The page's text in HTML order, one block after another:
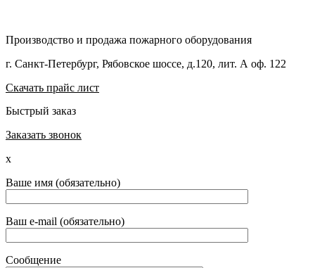
Производство и продажа пожарного оборудования
г. Санкт-Петербург, Рябовское шоссе, д.120, лит. А оф. 122
Скачать прайс лист
Быстрый заказ
Заказать звонок
x
Ваше имя (обязательно)
Ваш e-mail (обязательно)
Сообщение